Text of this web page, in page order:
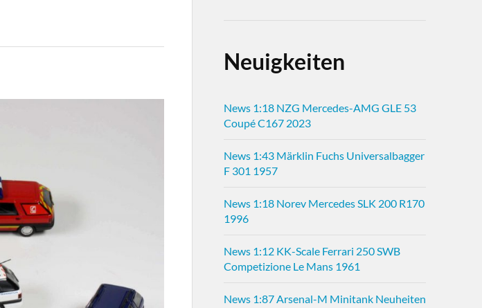
Neuigkeiten
News 1:18 NZG Mercedes-AMG GLE 53
Coupé C167 2023
News 1:43 Märklin Fuchs Universalbagger
F 301 1957
News 1:18 Norev Mercedes SLK 200 R170
1996
News 1:12 KK-Scale Ferrari 250 SWB
Competizione Le Mans 1961
News 1:87 Arsenal-M Minitank Neuheiten